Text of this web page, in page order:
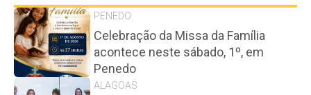
PENEDO
Celebração da Missa da Família
acontece neste sábado, 1º, em
Penedo
ALAGOAS